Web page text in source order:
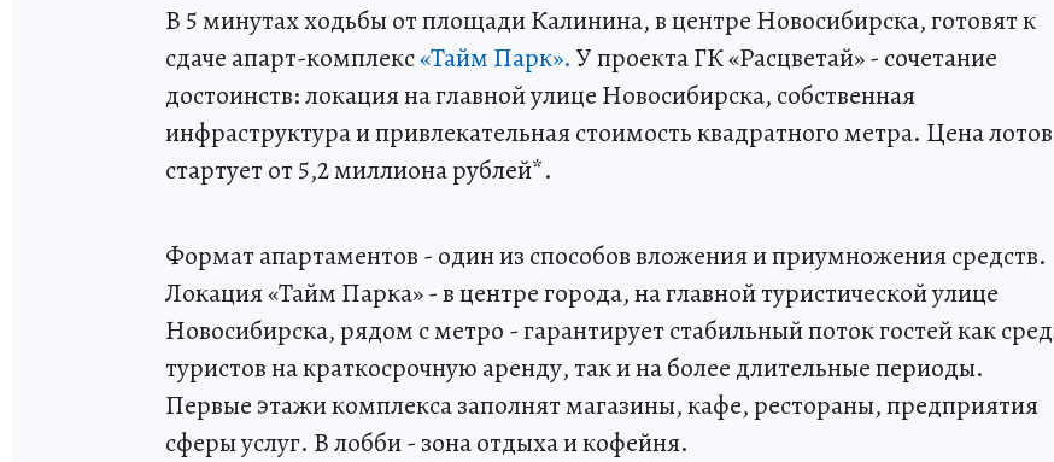
В 5 минутах ходьбы от площади Калинина, в центре Новосибирска, готовят к
сдаче апарт-комплекс«Тайм Парк». У проекта ГК «Расцветай» - сочетание
достоинств: локация на главной улице Новосибирска, собственная
инфраструктура и привлекательная стоимость квадратного метра. Цена лотов
стартует от 5,2 миллиона рублей*.
Формат апартаментов - один из способов вложения и приумножения средств.
Локация «Тайм Парка» - в центре города, на главной туристической улице
Новосибирска, рядом с метро - гарантирует стабильный поток гостей как
туристов на краткосрочную аренду, так и на более длительные периоды.
Первые этажи комплекса заполнят магазины, кафе, рестораны, предприятия
сферы услуг. В лобби - зона отдыха и кофейня.